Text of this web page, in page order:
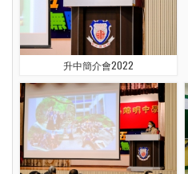
升中簡介會2022